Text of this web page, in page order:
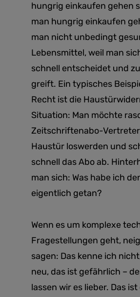
hungrig einkaufen gehen
man hungrig einkaufen
man nicht unbedingt
Lebensmittel, weil man
schnell entscheidet und
greift. Ein typisches
Recht ist die
Situation: Man möchte
Zeitschriftenabo-
Haustür loswerden und
schnell das Abo ab.
man sich: Was habe ich
eigentlich getan?
Wenn es um komplexe
Fragestellungen geht,
sagen: Das kenne ich
neu, das ist gefährlich –
lassen wir es lieber. Das ist